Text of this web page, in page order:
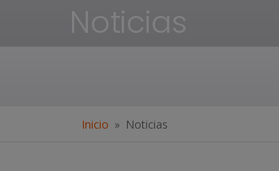
Noticias
Inicio Noticias